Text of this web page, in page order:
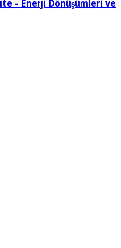
- Enerji Dönüşümleri ve